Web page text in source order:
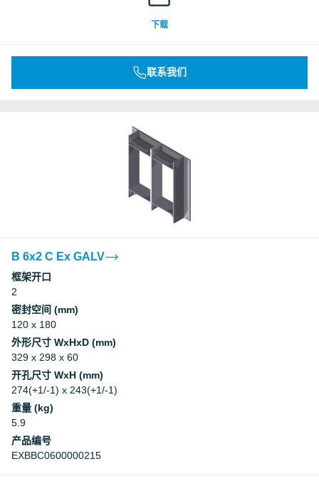
下载
联系我们
B 6x2 C Ex GALV
框架开口
2
密封空间 (mm)
120 x 180
外形尺寸 WxHxD (mm)
329 x 298 x 60
开孔尺寸 WxH (mm)
274(+1/-1) x 243(+1/-1)
重量 (kg)
5.9
产品编号
EXBBC0600000215